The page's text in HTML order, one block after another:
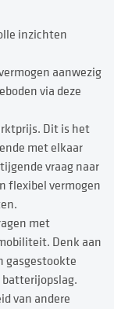
inzichten
aanwezig
via deze
Dit is het
met elkaar
vraag naar
flexibel vermogen
met
Denk aan
gasgestookte
van andere